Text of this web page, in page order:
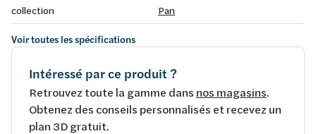
collection
Pan
Voir toutes les spécifications
Intéressé par ce produit ?
Retrouvez toute la gamme dans nos magasins.
Obtenez des conseils personnalisés et recevez un
plan 3D gratuit.